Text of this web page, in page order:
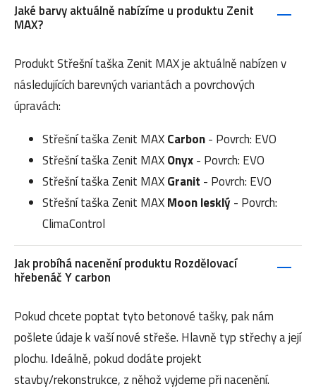
Jaké barvy aktuálně nabízíme u produktu Zenit
MAX?
Produkt Střešní taška Zenit MAX je aktuálně nabízen v
následujících barevných variantách a povrchových
úpravách:
Střešní taška Zenit MAXCarbon- Povrch: EVO
Střešní taška Zenit MAXOnyx- Povrch: EVO
Střešní taška Zenit MAXGranit - Povrch: EVO
Střešní taška Zenit MAXMoon lesklý- Povrch:
ClimaControl
Jak probíhá nacenění produktu Rozdělovací
hřebenáč Y carbon
Pokud chcete poptat tyto betonové tašky, pak nám
pošlete údaje k vaší nové střeše. Hlavně typ střechy a její
plochu. Ideálně, pokud dodáte projekt
stavby/rekonstrukce, z něhož vyjdeme při nacenění.